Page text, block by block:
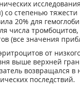
со степенью
20% для
числа тромбоцитов,
(все значения
от
выше верхней
возвращался в
последствий.